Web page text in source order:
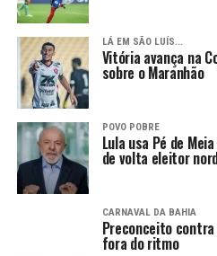
LÁ EM SÃO LUÍS...
Vitória avança na
sobre o Maranhão
POVO POBRE
Lula usa Pé de
de volta eleitor
CARNAVAL DA BAHIA
Preconceito contra
fora do ritmo